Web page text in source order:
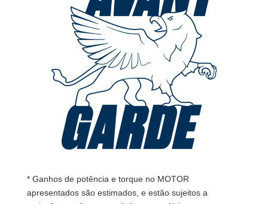
* Ganhos de potência e torque no MOTOR
apresentados são estimados, e estão sujeitos a